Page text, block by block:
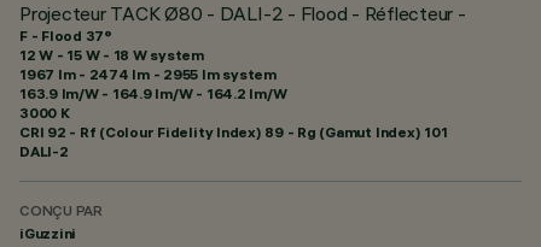
Projecteur TACK Ø80 - DALI-2 - Flood - Réflecteur -
F - Flood 37°
12 W - 15 W - 18 W system
1967 lm - 2474 lm - 2955 lm system
163.9 lm/W - 164.9 lm/W - 164.2 lm/W
3000 K
CRI 92 - Rf (Colour Fidelity Index) 89 - Rg (Gamut Index) 101
DALI-2
CONÇU PAR
iGuzzini